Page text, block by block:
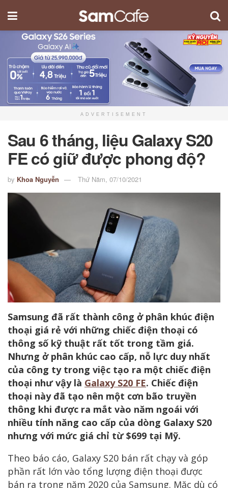
ADVERTISEMENT
Sau 6 tháng, liệu Galaxy S20
FE có giữ được phong độ?
by Khoa Nguyễn Thứ Năm, 07/10/2021
Samsung đã rất thành công ở phân khúc điện
thoại giá rẻ với những chiếc điện thoại có
thông số kỹ thuật rất tốt trong tầm giá.
Nhưng ở phân khúc cao cấp, nỗ lực duy nhất
của công ty trong việc tạo ra một chiếc điện
thoại như vậy là Galaxy S20 FE. Chiếc điện
thoại này đã tạo nên một cơn bão truyền
thông khi được ra mắt vào năm ngoái với
nhiều tính năng cao cấp của dòng Galaxy S20
nhưng với mức giá chỉ từ $699 tại Mỹ.
Theo báo cáo, Galaxy S20 bán rất chạy và góp
phần rất lớn vào tổng lượng điện thoại được
bán ra trong năm 2020 của Samsung. Mặc dù có